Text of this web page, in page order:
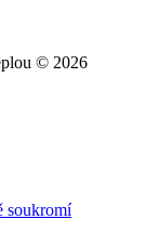
© 2026
soukromí